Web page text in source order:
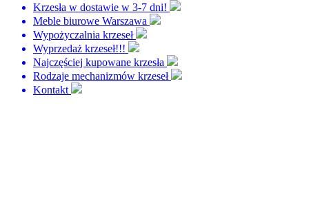
Krzesła w dostawie w 3-7 dni!
Meble biurowe Warszawa
Wypożyczalnia krzeseł
Wyprzedaż krzeseł!!!
Najczęściej kupowane krzesła
Rodzaje mechanizmów krzeseł
Kontakt